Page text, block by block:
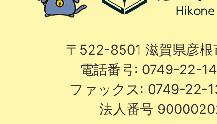
〒522-8501 滋賀県彦
電話番号: 0749-22-
ファックス: 0749-22-
法人番号